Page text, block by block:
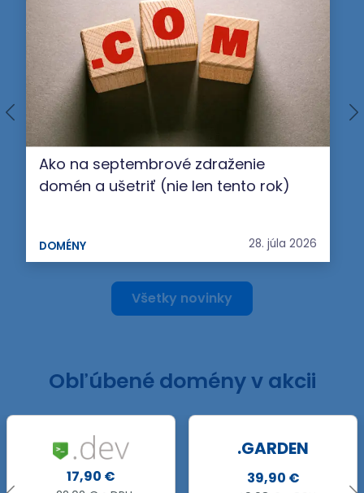
Ako na septembrové zdraženie
domén a ušetriť (nie len tento rok)
DOMÉNY 28. júla 2026
Všetky novinky
Obľúbené domény v akcii
.GARDEN